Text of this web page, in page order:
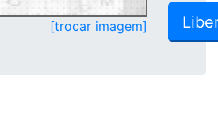
[trocar imagem]